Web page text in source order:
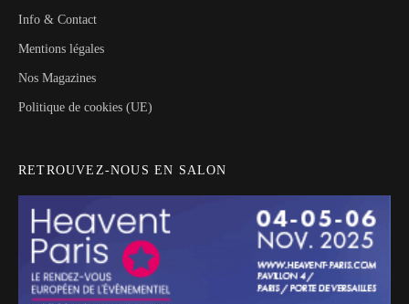
Info & Contact
Mentions légales
Nos Magazines
Politique de cookies (UE)
RETROUVEZ-NOUS EN SALON